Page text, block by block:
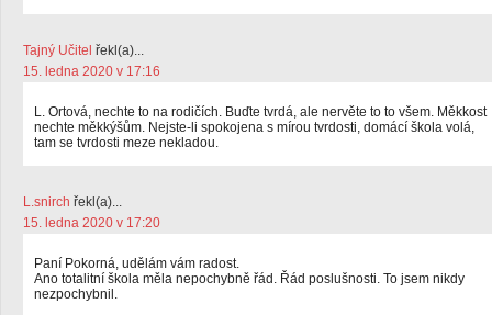
Tajný Učitel řekl(a)...
15. ledna 2020 v 17:16
L. Ortová, nechte to na rodičích. Buďte tvrdá, ale nervěte to to všem. Měkkost
nechte měkkýšům. Nejste-li spokojena s mírou tvrdosti, domácí škola volá,
tam se tvrdosti meze nekladou.
L.snirch řekl(a)...
15. ledna 2020 v 17:20
Paní Pokorná, udělám vám radost.
Ano totalitní škola měla nepochybně řád. Řád poslušnosti. To jsem nikdy
nezpochybnil.